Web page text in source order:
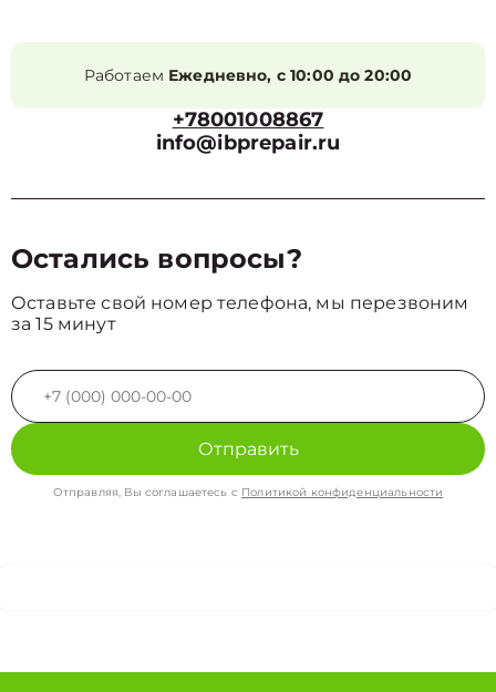
Работаем Ежедневно, с 10:00 до 20:00
+78001008867
info@ibprepair.ru
Остались вопросы?
Оставьте свой номер телефона, мы перезвоним
за 15 минут
Отправить
Отправляя, Вы соглашаетесь с Политикой конфиденциальности